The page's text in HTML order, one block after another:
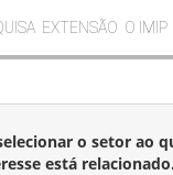
EXTENSÃO O IMIP
o setor ao
está relacionado.